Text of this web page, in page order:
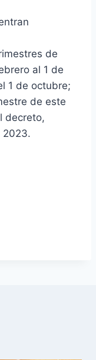
de
al 1 de
1 de octubre;
de este
decreto,
2023.